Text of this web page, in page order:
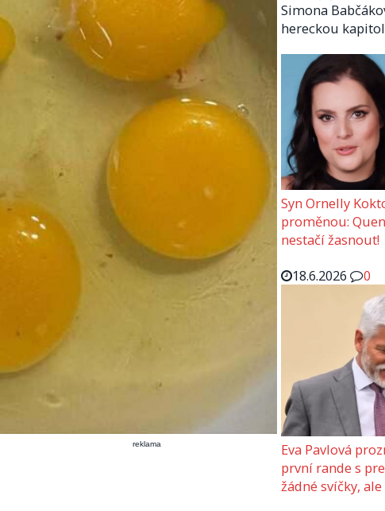
reklama
Simona
hereckou
Syn Ornelly
proměnou:
nestačí žasnout!
18.6.2026
0
Eva Pavlová
první rande s
žádné svíčky,